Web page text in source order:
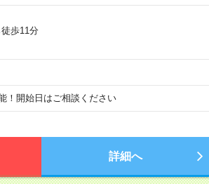
歩11分
！開始日はご相談ください
詳細へ